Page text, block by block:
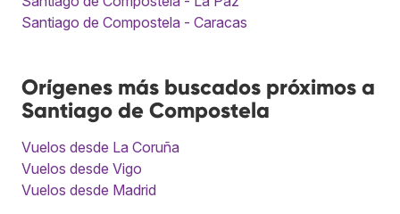
Santiago de Compostela - Caracas
Orígenes más buscados próximos a
Santiago de Compostela
Vuelos desde La Coruña
Vuelos desde Vigo
Vuelos desde Madrid